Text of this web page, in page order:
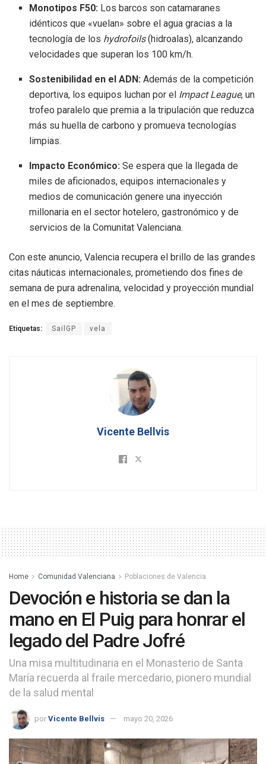
Monotipos F50: Los barcos son catamaranes
idénticos que «vuelan» sobre el agua gracias a la
tecnología de los hydrofoils(hidroalas), alcanzando
velocidades que superan los 100 km/h.
Sostenibilidad en el ADN: Además de la competición
deportiva, los equipos luchan por el Impact League, un
trofeo paralelo que premia a la tripulación que reduzca
más su huella de carbono y promueva tecnologías
limpias.
Impacto Económico: Se espera que la llegada de
miles de aficionados, equipos internacionales y
medios de comunicación genere una inyección
millonaria en el sector hotelero, gastronómico y de
servicios de la Comunitat Valenciana.
Con este anuncio, Valencia recupera el brillo de las grandes
citas náuticas internacionales, prometiendo dos fines de
semana de pura adrenalina, velocidad y proyección mundial
en el mes de septiembre.
Etiquetas: SailGP vela
Vicente Bellvis
Home Comunidad Valenciana Poblaciones de Valencia
Devoción e historia se dan la
mano en El Puig para honrar el
legado del Padre Jofré
Una misa multitudinaria en el Monasterio de Santa
María recuerda al fraile mercedario, pionero mundial
de la salud mental
por Vicente Bellvis mayo 20, 2026